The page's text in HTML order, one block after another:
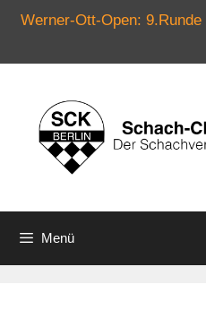
Werner-Ott-Open:
springen
Menü